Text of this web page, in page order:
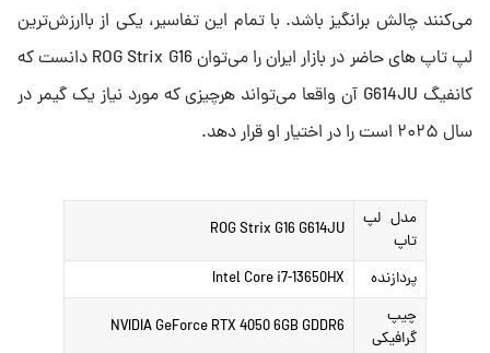
می‌کنند چالش برانگیز باشد. با تمام این تفاسیر، یکی از باارزش‌ترین
لپ تاپ های حاضر در بازار ایران را می‌توان ROG Strix G16 دانست که
کانفیگ G614JU آن واقعا می‌تواند هرچیزی که مورد نیاز یک گیمر در
سال ۲۰۲۵ است را در اختیار او قرار دهد.
مدل لپ
تاپ
ROG Strix G16 G614JU
پردازنده
Intel Core i7-13650HX
چیپ
گرافیکی
NVIDIA GeForce RTX 4050 6GB GDDR6